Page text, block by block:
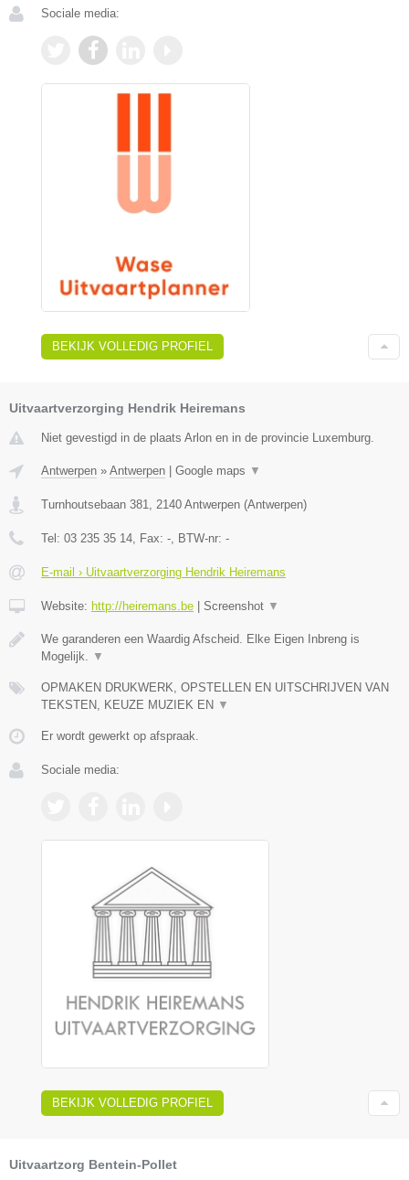
Sociale media:
BEKIJK VOLLEDIG PROFIEL
Uitvaartverzorging Hendrik Heiremans
Niet gevestigd in de plaats Arlon en in de provincie Luxemburg.
Antwerpen » Antwerpen | Google maps ▼
Turnhoutsebaan 381 2140 Antwerpen (Antwerpen)
Tel: 03 235 35 14 , Fax: - , BTW-nr: -
E-mail › Uitvaartverzorging Hendrik Heiremans
Website: http://heiremans.be | Screenshot ▼
We garanderen een Waardig Afscheid. Elke Eigen Inbreng is
Mogelijk.
▼
OPMAKEN DRUKWERK, OPSTELLEN EN UITSCHRIJVEN VAN
TEKSTEN, KEUZE MUZIEK EN ▼
Er wordt gewerkt op afspraak.
Sociale media:
BEKIJK VOLLEDIG PROFIEL
Uitvaartzorg Bentein-Pollet